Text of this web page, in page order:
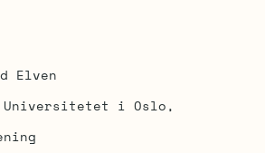
Elven
Universitetet i Oslo